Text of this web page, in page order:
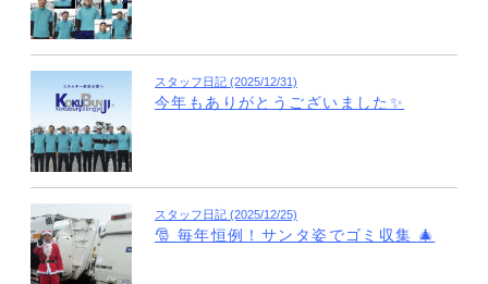
スタッフ日記 (2025/12/31)
今年もありがとうございました✨
スタッフ日記 (2025/12/25)
🎅 毎年恒例！サンタ姿でゴミ収集 🎄